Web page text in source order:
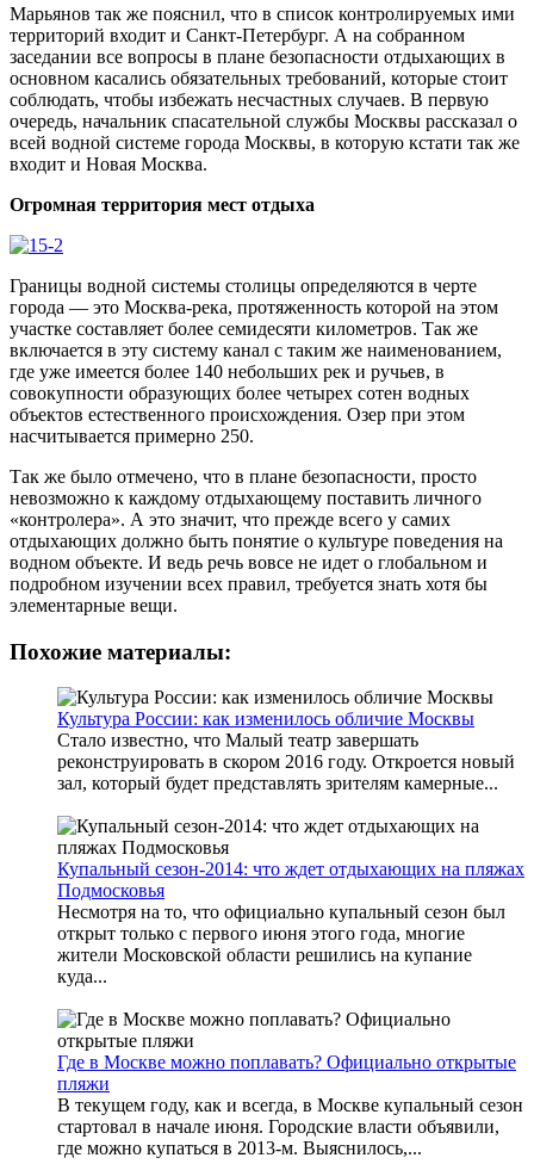
Марьянов так же пояснил, что в список контролируемых ими
территорий входит и Санкт-Петербург. А на собранном
заседании все вопросы в плане безопасности отдыхающих в
основном касались обязательных требований, которые стоит
соблюдать, чтобы избежать несчастных случаев. В первую
очередь, начальник спасательной службы Москвы рассказал о
всей водной системе города Москвы, в которую кстати так же
входит и Новая Москва.
Огромная территория мест отдыха
Границы водной системы столицы определяются в черте
города — это Москва-река, протяженность которой на этом
участке составляет более семидесяти километров. Так же
включается в эту систему канал с таким же наименованием,
где уже имеется более 140 небольших рек и ручьев, в
совокупности образующих более четырех сотен водных
объектов естественного происхождения. Озер при этом
насчитывается примерно 250.
Так же было отмечено, что в плане безопасности, просто
невозможно к каждому отдыхающему поставить личного
«контролера». А это значит, что прежде всего у самих
отдыхающих должно быть понятие о культуре поведения на
водном объекте. И ведь речь вовсе не идет о глобальном и
подробном изучении всех правил, требуется знать хотя бы
элементарные вещи.
Похожие материалы:
Культура России: как изменилось обличие Москвы
Стало известно, что Малый театр завершать
реконструировать в скором 2016 году. Откроется новый
зал, который будет представлять зрителям камерные...
Купальный сезон-2014: что ждет отдыхающих на пляжах
Подмосковья
Несмотря на то, что официально купальный сезон был
открыт только с первого июня этого года, многие
жители Московской области решились на купание
куда...
Где в Москве можно поплавать? Официально открытые
пляжи
В текущем году, как и всегда, в Москве купальный сезон
стартовал в начале июня. Городские власти объявили,
где можно купаться в 2013-м. Выяснилось,...